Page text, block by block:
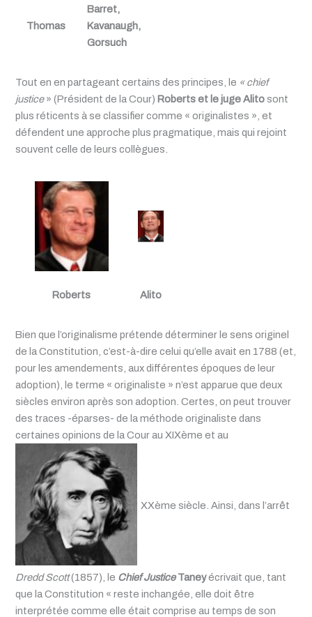
Thomas
Barret,
Kavanaugh,
Gorsuch
Tout en en partageant certains des principes, le « chief
justice» (Président de la Cour) Roberts et le juge Alito sont
plus réticents à se classifier comme « originalistes », et
défendent une approche plus pragmatique, mais qui rejoint
souvent celle de leurs collègues.
Roberts Alito
Bien que l’originalisme prétende déterminer le sens originel
de la Constitution, c’est-à-dire celui qu’elle avait en 1788 (et,
pour les amendements, aux différentes époques de leur
adoption), le terme « originaliste » n’est apparue que deux
siècles environ après son adoption. Certes, on peut trouver
des traces -éparses- de la méthode originaliste dans
certaines opinions de la Cour au XIXème et au
XXème siècle. Ainsi, dans l’arrêt
Dredd Scott(1857), le Chief JusticeTaneyécrivait que, tant
que la Constitution « reste inchangée, elle doit être
interprétée comme elle était comprise au temps de son